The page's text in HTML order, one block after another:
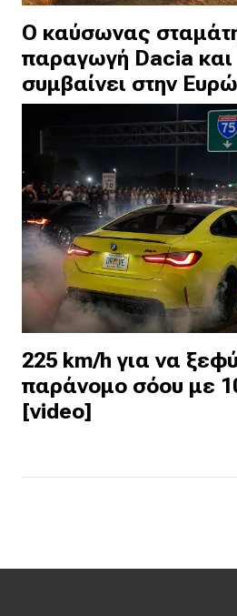
Ο καύσωνας
παραγωγή Dacia και
συμβαίνει στην
225 km/h για να
παράνομο σόου με
[video]